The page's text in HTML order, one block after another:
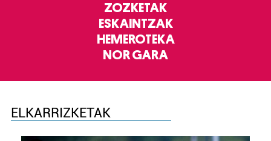
ZOZKETAK
ESKAINTZAK
HEMEROTEKA
NOR GARA
ELKARRIZKETAK